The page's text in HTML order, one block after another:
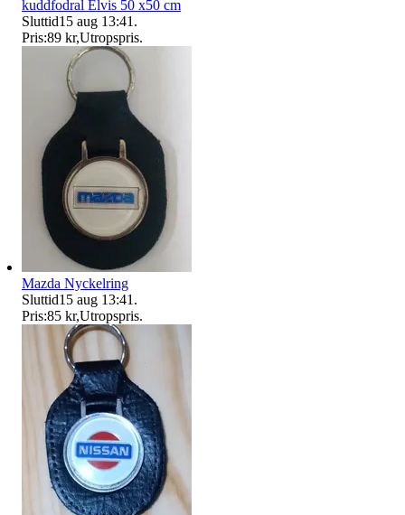
kuddfodral Elvis 50 x50 cm
Sluttid15 aug 13:41 .
Pris:89 kr,Utropspris.
Mazda Nyckelring
Sluttid15 aug 13:41 .
Pris:85 kr,Utropspris.